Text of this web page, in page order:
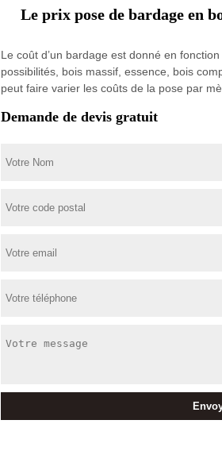
Le prix pose de bardage en
Le coût d’un bardage est donné en
possibilités, bois massif, essence, bois
peut faire varier les coûts de la pose par
Demande de devis gratuit